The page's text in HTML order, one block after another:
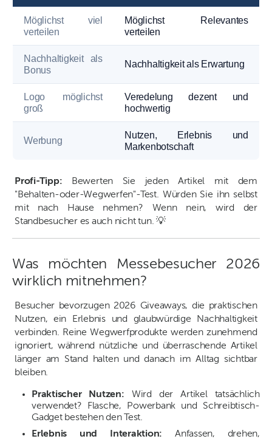
Möglichst viel
verteilen
Möglichst Relevantes
verteilen
Nachhaltigkeit als
Bonus
Nachhaltigkeit als Erwartung
Logo möglichst
groß
Veredelung dezent und
hochwertig
Werbung
Nutzen, Erlebnis und
Markenbotschaft
Profi-Tipp:
Bewerten Sie jeden Artikel mit dem
"Behalten-oder-Wegwerfen"-Test. Würden Sie ihn selbst
mit nach Hause nehmen? Wenn nein, wird der
Standbesucher es auch nicht tun. 💡
Was möchten Messebesucher 2026
wirklich mitnehmen?
Besucher bevorzugen 2026 Giveaways, die praktischen
Nutzen, ein Erlebnis und glaubwürdige Nachhaltigkeit
verbinden. Reine Wegwerfprodukte werden zunehmend
ignoriert, während nützliche und überraschende Artikel
länger am Stand halten und danach im Alltag sichtbar
bleiben.
Praktischer Nutzen: Wird der Artikel tatsächlich
verwendet? Flasche, Powerbank und Schreibtisch-
Gadget bestehen den Test.
Erlebnis und Interaktion: Anfassen, drehen,